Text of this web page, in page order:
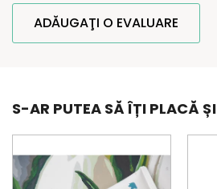
ADĂUGAŢI O EVALUARE
S-AR PUTEA SĂ ÎȚI PLACĂ ȘI